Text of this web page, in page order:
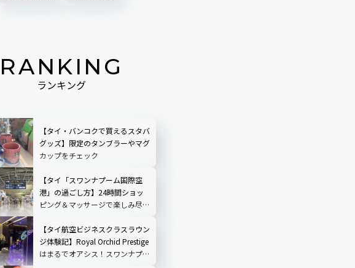
RANKING
ランキング
【タイ・バンコクで買えるスタバ
グッズ】限定のタンブラーやマグ
カップをチェック
【タイ「スワンナプーム国際空
港」の過ごし方】24時間ショッ
ピング＆マッサージで楽しみ尽く
【タイ航空ビジネスクラスラウン
ジ体験記】Royal Orchid Prestige
はまるでオアシス！スワンナプー